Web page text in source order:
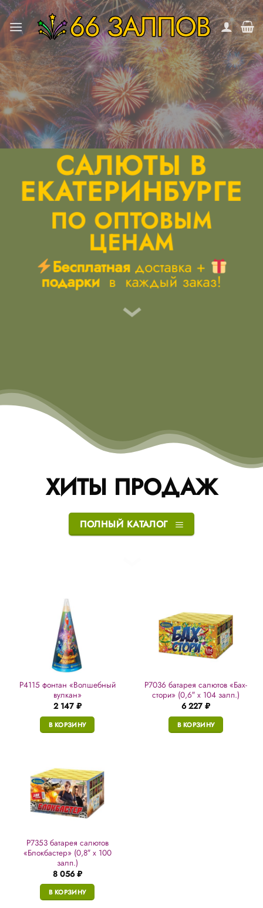
Skip
to
content
САЛЮТЫ В
ЕКАТЕРИНБУРГЕ
ПО ОПТОВЫМ
ЦЕНАМ
Бесплатнаядоставка +
подаркив каждый заказ!
ХИТЫ ПРОДАЖ
ПОЛНЫЙ КАТАЛОГ
Р4115 фонтан «Волшебный
вулкан»
2 147 ₽
В КОРЗИНУ
Р7036 батарея салютов «Бах-
стори» (0,6″ х 104 залп.)
6 227 ₽
В КОРЗИНУ
Р7353 батарея салютов
«Блокбастер» (0,8″ х 100
залп.)
8 056₽
В КОРЗИНУ